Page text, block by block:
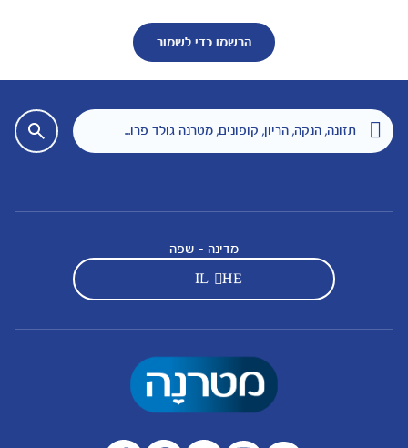
הרשמו כדי לשמור
מדינה - שפה
IL - HE